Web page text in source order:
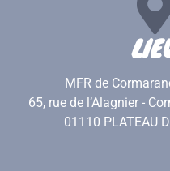
MFR de
65, rue de l’Alagnier -
01110 PLATEAU